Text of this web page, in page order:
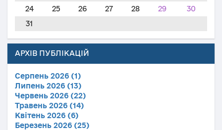
24
25 26 27 28 29
30
31
АРХІВ ПУБЛІКАЦІЙ
Серпень 2026 (1)
Липень 2026 (13)
Червень 2026 (22)
Травень 2026 (14)
Квітень 2026 (6)
Березень 2026 (25)